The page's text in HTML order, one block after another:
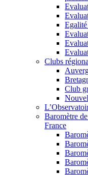
Clubs
Club
Baromètre
France